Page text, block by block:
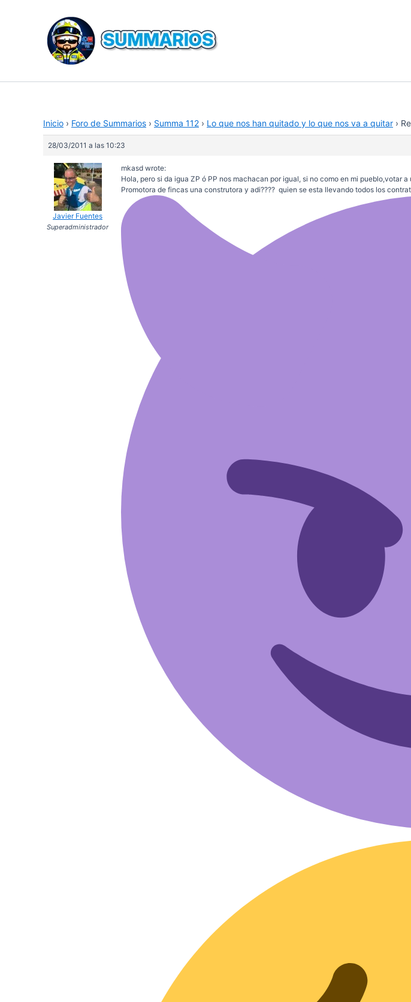
contenido
Inicio › Foro de Summarios › Summa 112 › Lo que nos han quitado y lo que nos va a quitar ›
28/03/2011 a las 10:23
Javier Fuentes
Superadministrador
mkasd wrote:
Hola, pero si da igua ZP ó PP nos machacan por igual, si no como en mi
Promotora de fincas una construtora y adi???? quien se esta llevando todos los